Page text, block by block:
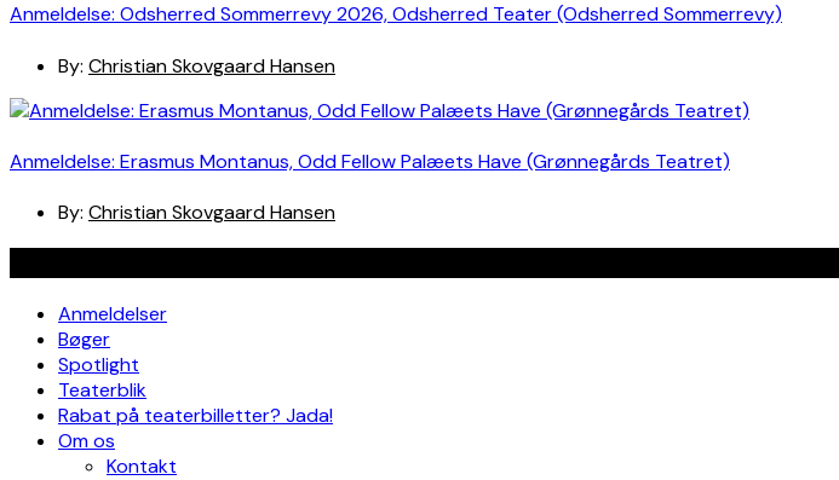
Anmeldelse: Odsherred Sommerrevy 2026, Odsherred Teater (Odsherred Sommerrevy)
By: Christian Skovgaard Hansen
Anmeldelse: Erasmus Montanus, Odd Fellow Palæets Have (Grønnegårds Teatret)
By: Christian Skovgaard Hansen
Anmeldelser
Bøger
Spotlight
Teaterblik
Rabat på teaterbilletter? Jada!
Om os
Kontakt